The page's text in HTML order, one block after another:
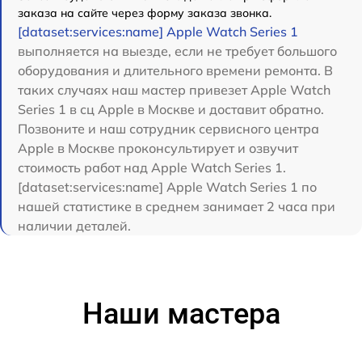
заказа на сайте через форму заказа звонка.
[dataset:services:name] Apple Watch Series 1
выполняется на выезде, если не требует большого
оборудования и длительного времени ремонта. В
таких случаях наш мастер привезет Apple Watch
Series 1 в сц Apple в Москве и доставит обратно.
Позвоните и наш сотрудник сервисного центра
Apple в Москве проконсультирует и озвучит
стоимость работ над Apple Watch Series 1.
[dataset:services:name] Apple Watch Series 1 по
нашей статистике в среднем занимает 2 часа при
наличии деталей.
Наши мастера